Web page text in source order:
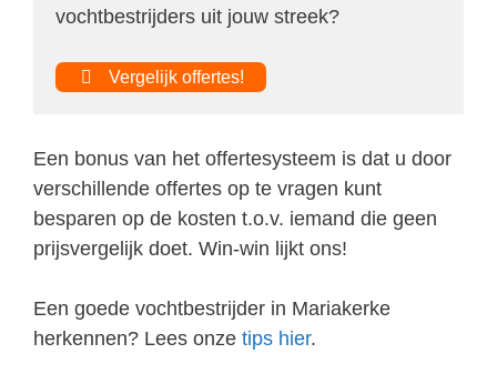
vochtbestrijders uit jouw streek?
Vergelijk offertes!
Een bonus van het offertesysteem is dat u door
verschillende offertes op te vragen kunt
besparen op de kosten t.o.v. iemand die geen
prijsvergelijk doet. Win-win lijkt ons!
Een goede vochtbestrijder in Mariakerke
herkennen? Lees onze tips hier.